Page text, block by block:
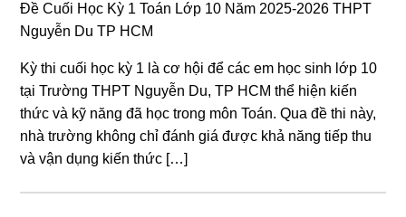
Đề Cuối Học Kỳ 1 Toán Lớp 10 Năm 2025-2026 THPT
Nguyễn Du TP HCM
Kỳ thi cuối học kỳ 1 là cơ hội để các em học sinh lớp 10
tại Trường THPT Nguyễn Du, TP HCM thể hiện kiến
thức và kỹ năng đã học trong môn Toán. Qua đề thi này,
nhà trường không chỉ đánh giá được khả năng tiếp thu
và vận dụng kiến thức […]